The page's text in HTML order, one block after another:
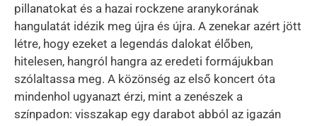
pillanatokat és a hazai rockzene aranykorának
hangulatát idézik meg újra és újra. A zenekar azért jött
létre, hogy ezeket a legendás dalokat élőben,
hitelesen, hangról hangra az eredeti formájukban
szólaltassa meg. A közönség az első koncert óta
mindenhol ugyanazt érzi, mint a zenészek a
színpadon: visszakap egy darabot abból az igazán